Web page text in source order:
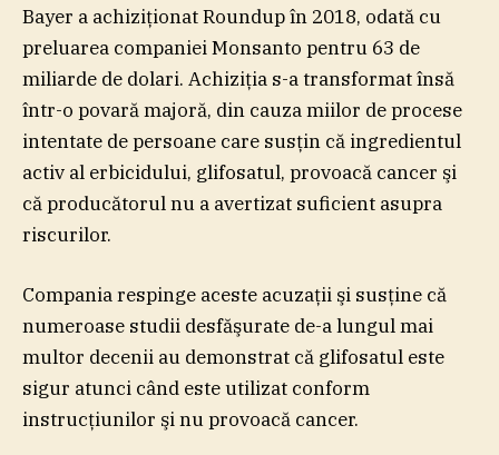
Bayer a achiziţionat Roundup în 2018, odată cu
preluarea companiei Monsanto pentru 63 de
miliarde de dolari. Achiziţia s-a transformat însă
într-o povară majoră, din cauza miilor de procese
intentate de persoane care susţin că ingredientul
activ al erbicidului, glifosatul, provoacă cancer şi
că producătorul nu a avertizat suficient asupra
riscurilor.
Compania respinge aceste acuzaţii şi susţine că
numeroase studii desfăşurate de-a lungul mai
multor decenii au demonstrat că glifosatul este
sigur atunci când este utilizat conform
instrucţiunilor şi nu provoacă cancer.